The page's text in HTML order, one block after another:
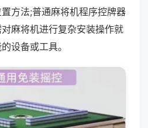
方法;普通麻将机程序控牌器
麻将机进行复杂安装操作就
设备或工具。